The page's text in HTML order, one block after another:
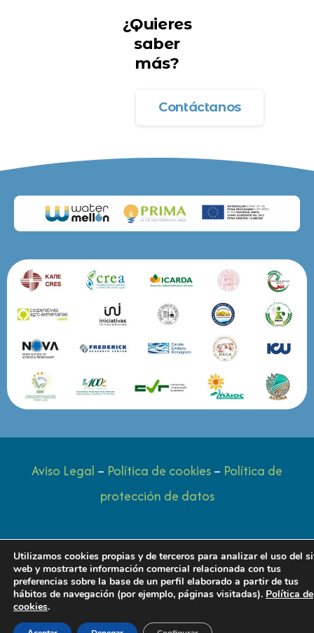
¿Quieres
saber
más?
Contáctanos
Aviso Legal – Política de cookies– Política de
protección de datos
Utilizamos cookies propias y de terceros para analizar el uso del
web y mostrarte información comercial relacionada con tus
preferencias sobre la base de un perfil elaborado a partir de tus
hábitos de navegación (por ejemplo, páginas visitadas). Política de
cookies.